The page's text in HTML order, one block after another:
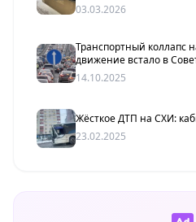
03.03.2026
Транспортный коллапс
движение встало в
14.10.2025
Жёсткое ДТП на СХИ:
23.02.2025